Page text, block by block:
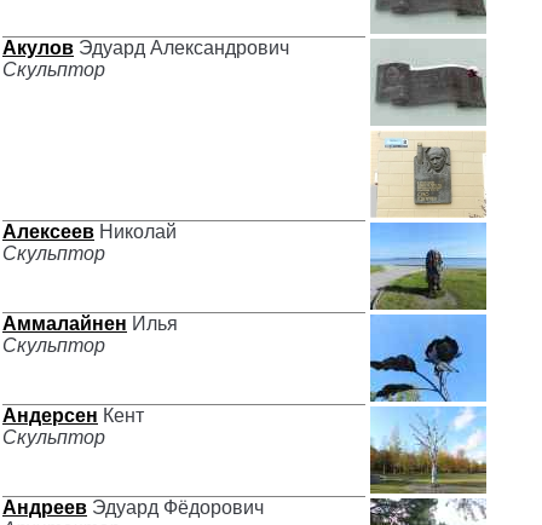
Акулов Эдуард Александрович
Скульптор
Алексеев Николай
Скульптор
Аммалайнен Илья
Скульптор
Андерсен Кент
Скульптор
Андреев Эдуард Фёдорович